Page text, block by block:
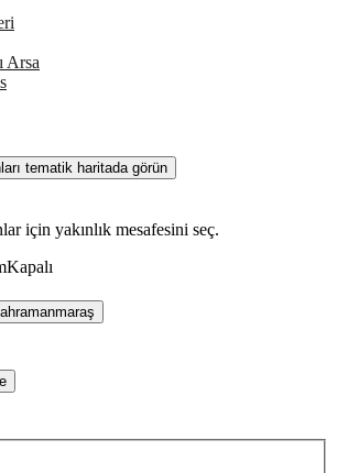
Arsa
tematik haritada görün
için yakınlık mesafesini seç.
Kapalı